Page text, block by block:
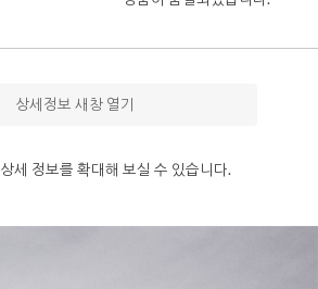
상세정보 새창 열기
상세 정보를 확대해 보실 수 있습니다.